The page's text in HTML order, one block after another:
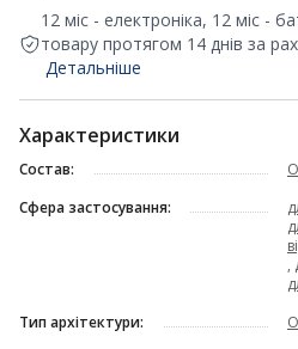
12 міс - електроніка, 12 міс -
товару протягом 14 днів за
Детальніше
Характеристики
Состав:
Сфера застосування:
,
Тип архітектури: